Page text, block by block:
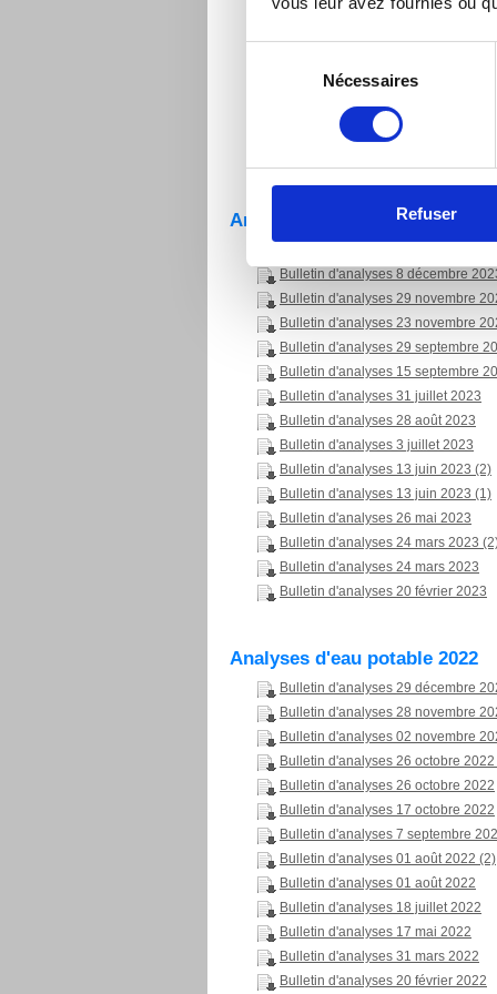
consentement
Nécessaires
Refuser
Bulletin d'analyses 30 juillet 2024
Bulletin d'analyses 07 juin 2024
Bulletin d'analyses 13 mai 2024
Bulletin d'analyses 22 février 2024
Analyses d'eau potable 2023
Bulletin d'analyses 8 décembre
Bulletin d'analyses 29 novembre
Bulletin d'analyses 23 novembre
Bulletin d'analyses 29 septembre
Bulletin d'analyses 15 septembre
Bulletin d'analyses 31 juillet 2023
Bulletin d'analyses 28 août 2023
Bulletin d'analyses 3 juillet 2023
Bulletin d'analyses 13 juin 2023 (2)
Bulletin d'analyses 13 juin 2023 (1)
Bulletin d'analyses 26 mai 2023
Bulletin d'analyses 24 mars 2023
Bulletin d'analyses 24 mars 2023
Bulletin d'analyses 20 février 2023
Analyses d'eau potable 2022
Bulletin d'analyses 29 décembre
Bulletin d'analyses 28 novembre
Bulletin d'analyses 02 novembre
Bulletin d'analyses 26 octobre 2022
Bulletin d'analyses 26 octobre 2022
Bulletin d'analyses 17 octobre 2022
Bulletin d'analyses 7 septembre
Bulletin d'analyses 01 août 2022 (2)
Bulletin d'analyses 01 août 2022
Bulletin d'analyses 18 juillet 2022
Bulletin d'analyses 17 mai 2022
Bulletin d'analyses 31 mars 2022
Bulletin d'analyses 20 février 2022